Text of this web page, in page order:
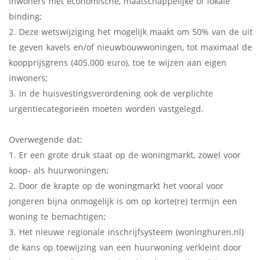
binding;
2. Deze wetswijziging het mogelijk maakt om 50% van de uit
te geven kavels en/of nieuwbouwwoningen, tot maximaal de
koopprijsgrens (405.000 euro), toe te wijzen aan eigen
inwoners;
3. In de huisvestingsverordening ook de verplichte
urgentiecategorieën moeten worden vastgelegd.
Overwegende dat:
1. Er een grote druk staat op de woningmarkt, zowel voor
koop- als huurwoningen;
2. Door de krapte op de woningmarkt het vooral voor
jongeren bijna onmogelijk is om op korte(re) termijn een
woning te bemachtigen;
3. Het nieuwe regionale inschrijfsysteem (woninghuren.nl)
de kans op toewijzing van een huurwoning verkleint door